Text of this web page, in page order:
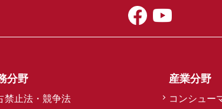
分野
禁止法・競争法
産業分野
コンシュー